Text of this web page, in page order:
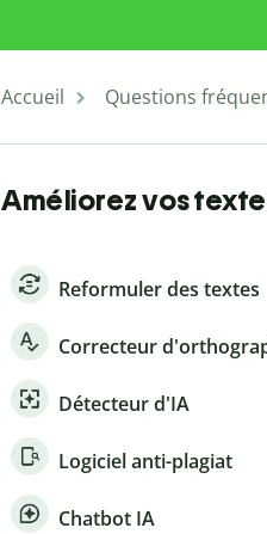
Accueil Questions
Améliorez vos
Reformuler des textes
Correcteur
Détecteur d'IA
Logiciel anti-plagiat
Chatbot IA